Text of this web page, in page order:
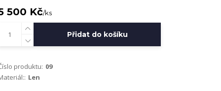
500 Kč/ks
Přidat do košíku
produktu: 09
Len